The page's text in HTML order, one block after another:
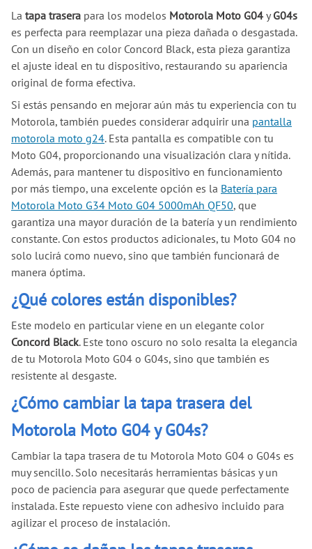
La tapa trasera para los modelos Motorola Moto G04 yG04s
es perfecta para reemplazar una pieza dañada o desgastada.
Con un diseño en color Concord Black, esta pieza garantiza
el ajuste ideal en tu dispositivo, restaurando su apariencia
original de forma efectiva.
Si estás pensando en mejorar aún más tu experiencia con tu
Motorola, también puedes considerar adquirir una pantalla
motorola moto g24. Esta pantalla es compatible con tu
Moto G04, proporcionando una visualización clara y nítida.
Además, para mantener tu dispositivo en funcionamiento
por más tiempo, una excelente opción es la Batería para
Motorola Moto G34 Moto G04 5000mAh QF50, que
garantiza una mayor duración de la batería y un rendimiento
constante. Con estos productos adicionales, tu Moto G04 no
solo lucirá como nuevo, sino que también funcionará de
manera óptima.
¿Qué colores están disponibles?
Este modelo en particular viene en un elegante color
Concord Black. Este tono oscuro no solo resalta la elegancia
de tu Motorola Moto G04 o G04s, sino que también es
resistente al desgaste.
¿Cómo cambiar la tapa trasera del
Motorola Moto G04 y G04s?
Cambiar la tapa trasera de tu Motorola Moto G04 o G04s es
muy sencillo. Solo necesitarás herramientas básicas y un
poco de paciencia para asegurar que quede perfectamente
instalada. Este repuesto viene con adhesivo incluido para
agilizar el proceso de instalación.